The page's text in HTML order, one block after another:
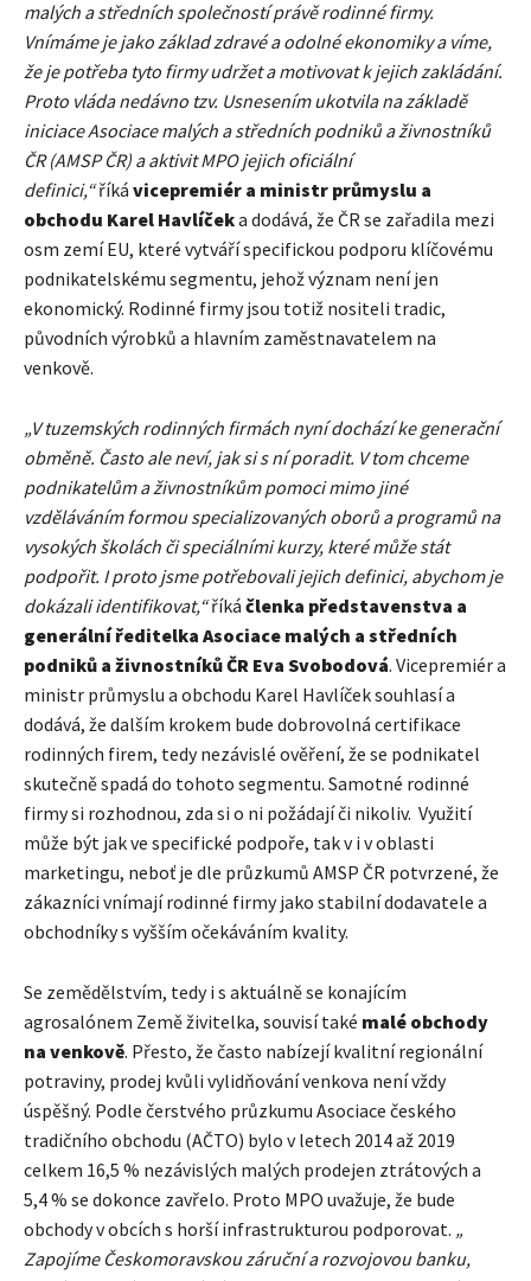
malých a středních společností právě rodinné firmy.
Vnímáme je jako základ zdravé a odolné ekonomiky a víme,
že je potřeba tyto firmy udržet a motivovat k jejich zakládání.
Proto vláda nedávno tzv. Usnesením ukotvila na základě
iniciace Asociace malých a středních podniků a živnostníků
ČR (AMSP ČR) a aktivit MPO jejich oficiální
definici,“říká vicepremiér a ministr průmyslu a
obchodu Karel Havlíčeka dodává, že ČR se zařadila mezi
osm zemí EU, které vytváří specifickou podporu klíčovému
podnikatelskému segmentu, jehož význam není jen
ekonomický. Rodinné firmy jsou totiž nositeli tradic,
původních výrobků a hlavním zaměstnavatelem na
venkově.
„V tuzemských rodinných firmách nyní dochází ke generační
obměně. Často ale neví, jak si s ní poradit. V tom chceme
podnikatelům a živnostníkům pomoci mimo jiné
vzděláváním formou specializovaných oborů a programů na
vysokých školách či speciálními kurzy, které může stát
podpořit. I proto jsme potřebovali jejich definici, abychom je
dokázali identifikovat,“říká členka představenstva a
generální ředitelka Asociace malých a středních
podniků a živnostníků ČR Eva Svobodová. Vicepremiér a
ministr průmyslu a obchodu Karel Havlíček souhlasí a
dodává, že dalším krokem bude dobrovolná certifikace
rodinných firem, tedy nezávislé ověření, že se podnikatel
skutečně spadá do tohoto segmentu. Samotné rodinné
firmy si rozhodnou, zda si o ni požádají či nikoliv. Využití
může být jak ve specifické podpoře, tak v i v oblasti
marketingu, neboť je dle průzkumů AMSP ČR potvrzené, že
zákazníci vnímají rodinné firmy jako stabilní dodavatele a
obchodníky s vyšším očekáváním kvality.
Se zemědělstvím, tedy i s aktuálně se konajícím
agrosalónem Země živitelka, souvisí také malé obchody
na venkově. Přesto, že často nabízejí kvalitní regionální
potraviny, prodej kvůli vylidňování venkova není vždy
úspěšný. Podle čerstvého průzkumu Asociace českého
tradičního obchodu (AČTO) bylo v letech 2014 až 2019
celkem 16,5 % nezávislých malých prodejen ztrátových a
5,4 % se dokonce zavřelo. Proto MPO uvažuje, že bude
obchody v obcích s horší infrastrukturou podporovat. „
Zapojíme Českomoravskou záruční a rozvojovou banku,